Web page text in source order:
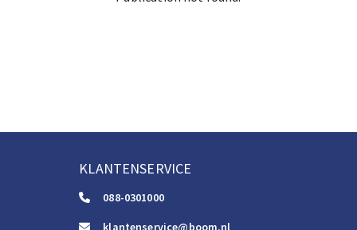
KLANTENSERVICE
088-0301000
klantenservice@boom.nl